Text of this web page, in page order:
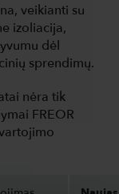
veikianti su
izoliacija,
dėl
sprendimų.
nėra tik
FREOR